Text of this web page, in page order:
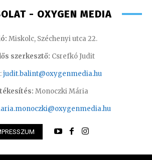
- OXYGEN MEDIA
Miskolc, Széchenyi utca 22.
szerkesztő: Csrefkó Judit
judit.balint@oxygenmedia.hu
Monoczki Mária